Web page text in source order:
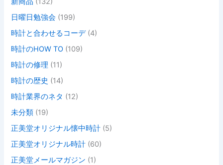
日曜日勉強会 (199)
時計と合わせるコーデ(4)
時計のHOW TO (109)
時計の修理 (11)
時計の歴史 (14)
時計業界のネタ (12)
未分類 (19)
正美堂オリジナル懐中時計 (5)
正美堂オリジナル時計 (60)
正美堂メールマガジン (1)